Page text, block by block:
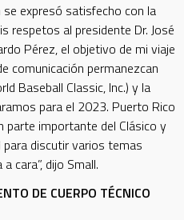
expresó satisfecho con la
respetos al presidente Dr. José
Pérez, el objetivo de mi viaje
comunicación permanezcan
Baseball Classic, Inc.) y la
para el 2023. Puerto Rico
parte importante del Clásico y
discutir varios temas
cara”, dijo Small.
DE CUERPO TÉCNICO